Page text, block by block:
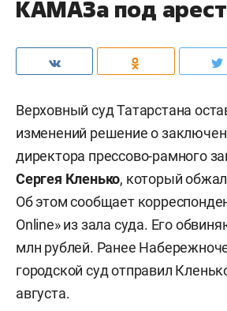
КАМАЗа под
Верховный суд Татарстана
изменений решение о
директора прессово-рамного
Сергея Кленько, который
Об этом сообщает
Online» из зала суда. Его
млн рублей. Ранее
городской суд отправил
августа.